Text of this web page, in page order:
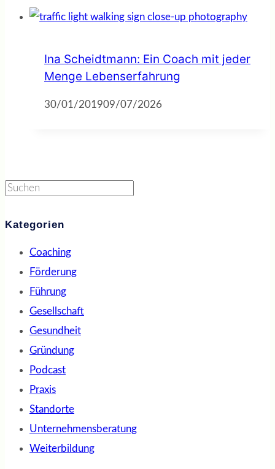
Ina Scheidtmann: Ein Coach mit jeder
Menge Lebenserfahrung
30/01/201909/07/2026
Suchen
Kategorien
Coaching
Förderung
Führung
Gesellschaft
Gesundheit
Gründung
Podcast
Praxis
Standorte
Unternehmensberatung
Weiterbildung